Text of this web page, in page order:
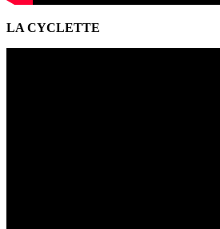
LA CYCLETTE